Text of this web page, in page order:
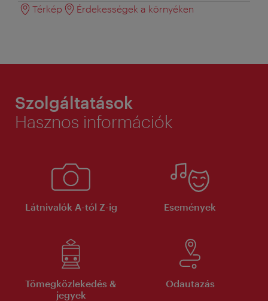
Térkép
Érdekességek a környéken
Szolgáltatások
Hasznos információk
Látnivalók A-tól Z-ig Események
Tömegközlekedés &
jegyek
Odautazás